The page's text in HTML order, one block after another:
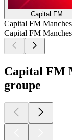
Capital FM
Capital FM
Capital FM
Capital FM
groupe